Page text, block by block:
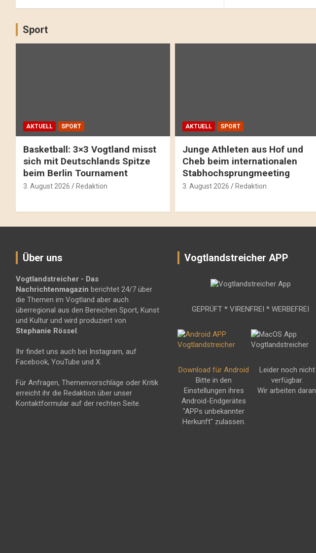
Sport
AKTUELL SPORT
Basketball: 3×3 Vogtland misst
sich mit Deutschlands Spitze
beim Berlin Tournament
3. August 2026 Redaktion
AKTUELL SPORT
Junge Athleten aus Hof und
Cheb beim internationalen
Stabhochsprungmeeting
3. August 2026 Redaktion
Über uns
Vogtlandstreicher - Das
Nachrichtenmagazin berichtet 24/7 über
die Themen im Vogtland aber auch
überregional aus den Bereichen Sport, Kunst
und Kultur und wird produziert von
Stephanie Rössel
Ihr findet uns auch bei Instagram, auf
Facebook, YouTube und X.
Für Anfragen, Themenvorschläge oder Kritik
erreicht ihr die Redaktion über unser
Kontaktformular auf der rechten Seite.
Vogtlandstreicher APP
GEPRÜFT * VIRENFREI * WERBEFREI
Download für Android
Bitte in den
Einstellungen ihres
Android-Endgerätes
"APPs unbekannter
Herkunft" zulassen.
Leider noch nicht
verfügbar.
Wir arbeiten daran.